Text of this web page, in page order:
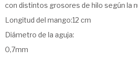
con distintos grosores de hilo según la
Longitud del mango:12 cm
Diámetro de la aguja:
0,7mm